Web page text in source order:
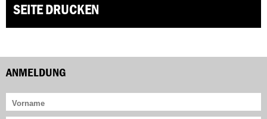
SEITE DRUCKEN
ANMELDUNG